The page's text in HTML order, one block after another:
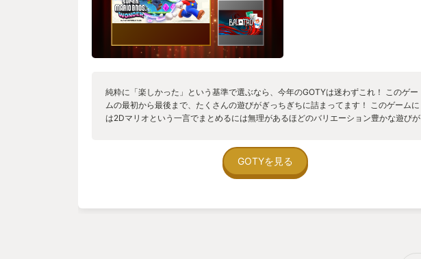
純粋に「楽しかった」という基準で選ぶなら、今年のGOTYは迷わずこれ！ このゲー
ムの最初から最後まで、たくさんの遊びがぎっちぎちに詰まってます！ このゲームに
は2Dマリオという一言でまとめるには無理があるほどのバリエーション豊かな遊びが
たい！」ってしょっちゅう思うんですが、次のステージいったらもう違う遊び。「こ
れも面白い！あっちも・・！」と次から次へとっかえひっかえ大忙し大変です。 それ
かの誰かが、透明なゴースト状態で見えます。でも見えている人のプレイにはほとん
GOTYを見る